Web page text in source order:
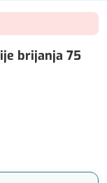
brijanja 75